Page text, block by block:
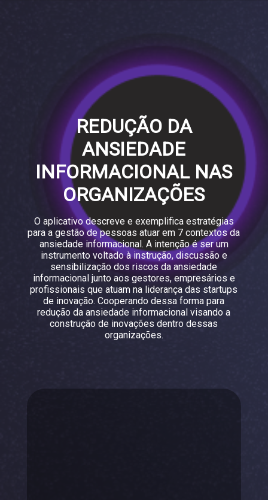
REDUÇÃO DA
ANSIEDADE
INFORMACIONAL NAS
ORGANIZAÇÕES
O aplicativo descreve e exemplifica estratégias
para a gestão de pessoas atuar em 7 contextos da
ansiedade informacional. A intenção é ser um
instrumento voltado à instrução, discussão e
sensibilização dos riscos da ansiedade
informacional junto aos gestores, empresários e
profissionais que atuam na liderança das startups
de inovação. Cooperando dessa forma para
redução da ansiedade informacional visando a
construção de inovações dentro dessas
organizações.